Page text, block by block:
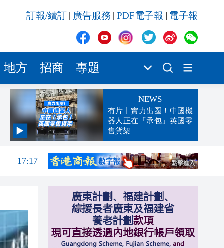
訂報/續訂 廣告服務 PDF電子報 電子報
地方 招商 專題
NEWS
有片丨實力出圈！中國機
器人正在「承包」英國零
售貨架
對 16:41